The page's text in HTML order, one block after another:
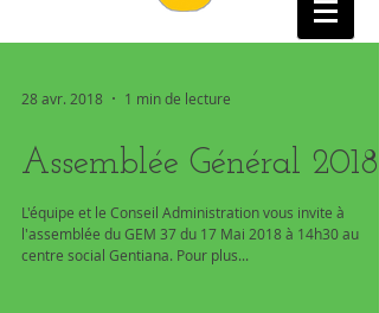
28 avr. 2018 1 min de lecture
Assemblée Général 2018
L'équipe et le Conseil Administration vous invite à
l'assemblée du GEM 37 du 17 Mai 2018 à 14h30 au
centre social Gentiana. Pour plus...